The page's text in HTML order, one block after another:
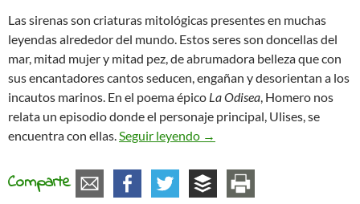
Las sirenas son criaturas mitológicas presentes en muchas
leyendas alrededor del mundo. Estos seres son doncellas del
mar, mitad mujer y mitad pez, de abrumadora belleza que con
sus encantadores cantos seducen, engañan y desorientan a los
incautos marinos. En el poema épico La Odisea, Homero nos
relata un episodio donde el personaje principal, Ulises, se
encuentra con ellas.Seguir leyendo El sentimiento y la libertad
→
Comparte